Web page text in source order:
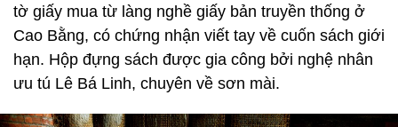
tờ giấy mua từ làng nghề giấy bản truyền thống ở
Cao Bằng, có chứng nhận viết tay về cuốn sách giới
hạn. Hộp đựng sách được gia công bởi nghệ nhân
ưu tú Lê Bá Linh, chuyên về sơn mài.